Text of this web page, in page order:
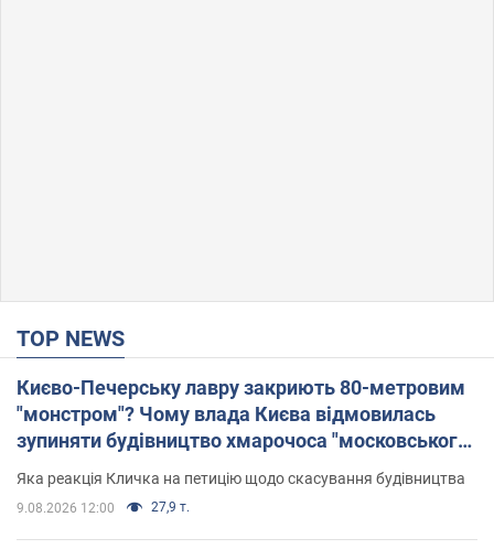
TOP NEWS
Києво-Печерську лавру закриють 80-метровим
"монстром"? Чому влада Києва відмовилась
зупиняти будівництво хмарочоса "московського
вірянина"
Яка реакція Кличка на петицію щодо скасування будівництва
9.08.2026 12:00 27,9 т.